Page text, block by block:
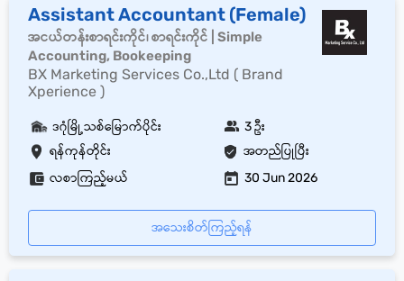
Assistant Accountant (Female)
အငယ်တန်းစာရင်းကိုင်၊ စာရင်းကိုင် | Simple
Accounting, Bookeeping
BX Marketing Services Co.,Ltd ( Brand
Xperience )
ရန်ကုန်တိုင်း အတည်ပြုပြီး
ဒဂုံမြို့သစ်မြောက်ပိုင်း 3 ဦး
လစာကြည့်မယ် 30 Jun 2026
အသေးစိတ်ကြည့်ရန်